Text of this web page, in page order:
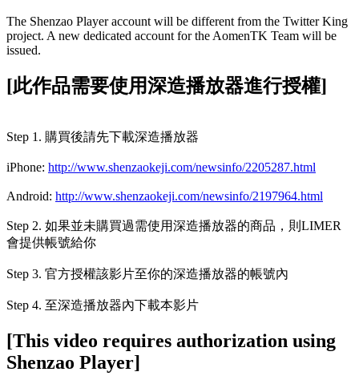
The Shenzao Player account will be different from the Twitter King
project. A new dedicated account for the AomenTK Team will be
issued.
[此作品需要使用深造播放器進行授權]
Step 1. 購買後請先下載深造播放器
iPhone: http://www.shenzaokeji.com/newsinfo/2205287.html
Android: http://www.shenzaokeji.com/newsinfo/2197964.html
Step 2. 如果並未購買過需使用深造播放器的商品，則LIMER
會提供帳號給你
Step 3. 官方授權該影片至你的深造播放器的帳號內
Step 4. 至深造播放器內下載本影片
[This video requires authorization using
Shenzao Player]